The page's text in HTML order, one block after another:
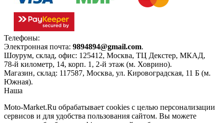
Телефоны:
Электронная почта: 9894894@gmail.com.
Шоурум, склад, офис: 125412, Москва, ТЦ Декстер, МКАД,
78-й километр, 14, корп. 1, 2-й этаж (м. Ховрино).
Магазин, склад: 117587, Москва, ул. Кировоградская, 11 Б (м.
Южная).
Наша
Moto-Market.Ru обрабатывает сookies с целью персонализации
сервисов и для удобства пользования сайтом. Вы можете